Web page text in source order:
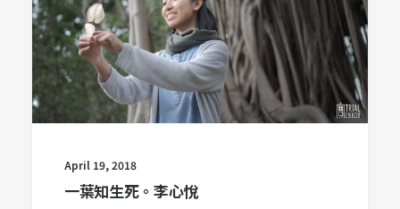
April 19, 2018
一葉知生死。李心悅